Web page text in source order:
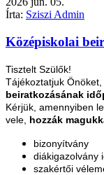
Írta: Sziszi Admin
Középiskolai
Tisztelt Szülők!
Tájékoztatjuk
beiratkozásának
Kérjük, amennyiben
vele, hozzák
bizonyítvány
diákigazolvány
szakértői